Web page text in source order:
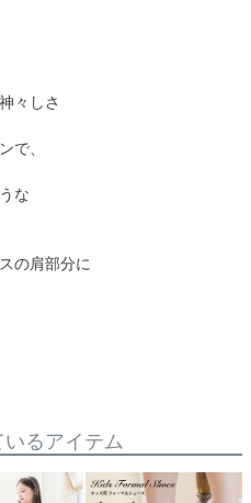
々しさ
で、
な
の肩部分に
るアイテム